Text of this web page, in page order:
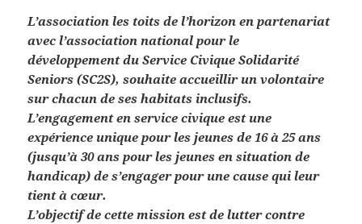
L’association les toits de l’horizon en partenariat
avec l’association national pour le
développement du Service Civique Solidarité
Seniors (SC2S), souhaite accueillir un volontaire
sur chacun de ses habitats inclusifs.
L’engagement en service civique est une
expérience unique pour les jeunes de 16 à 25 ans
(jusqu’à 30 ans pour les jeunes en situation de
handicap) de s’engager pour une cause qui leur
tient à cœur.
L’objectif de cette mission est de lutter contre